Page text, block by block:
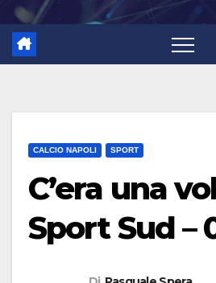
CALCIO NAPOLI SPORT
C’era una
Sport Sud –